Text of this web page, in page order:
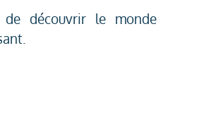
découvrir le monde